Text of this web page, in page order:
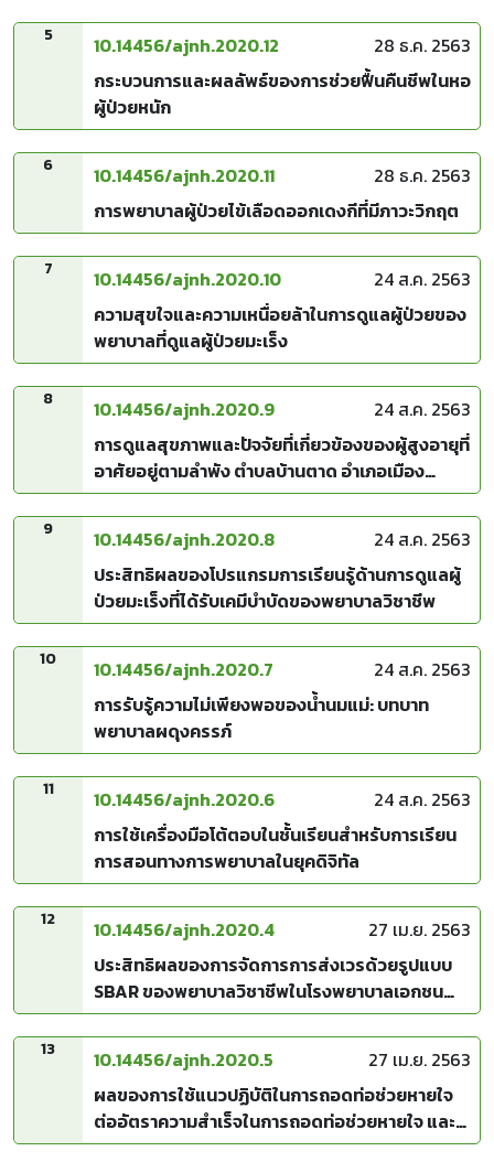
5 10.14456/ajnh.2020.12
28 ธ.ค. 2563
กระบวนการและผลลัพธ์ของการช่วยฟื้นคืนชีพในหอ
ผู้ป่วยหนัก
6 10.14456/ajnh.2020.11
28 ธ.ค. 2563
การพยาบาลผู้ป่วยไข้เลือดออกเดงกีที่มีภาวะวิกฤต
7 10.14456/ajnh.2020.10
24 ส.ค. 2563
ความสุขใจและความเหนื่อยล้าในการดูแลผู้ป่วยของ
พยาบาลที่ดูแลผู้ป่วยมะเร็ง
8 10.14456/ajnh.2020.9
24 ส.ค. 2563
การดูแลสุขภาพและปัจจัยที่เกี่ยวข้องของผู้สูงอายุที่
อาศัยอยู่ตามลำพัง ตำบลบ้านตาด อำเภอเมือง
จังหวัดอุดรธานี
9 10.14456/ajnh.2020.8
24 ส.ค. 2563
ประสิทธิผลของโปรแกรมการเรียนรู้ด้านการดูแลผู้
ป่วยมะเร็งที่ได้รับเคมีบำบัดของพยาบาลวิชาชีพ
10 10.14456/ajnh.2020.7
24 ส.ค. 2563
การรับรู้ความไม่เพียงพอของน้ำนมแม่: บทบาท
พยาบาลผดุงครรภ์
11 10.14456/ajnh.2020.6
24 ส.ค. 2563
การใช้เครื่องมือโต้ตอบในชั้นเรียนสำหรับการเรียน
การสอนทางการพยาบาลในยุคดิจิทัล
12 10.14456/ajnh.2020.4
27 เม.ย. 2563
ประสิทธิผลของการจัดการการส่งเวรด้วยรูปแบบ
SBAR ของพยาบาลวิชาชีพในโรงพยาบาลเอกชน
แห่งหนึ่ง
13 10.14456/ajnh.2020.5
27 เม.ย. 2563
ผลของการใช้แนวปฏิบัติในการถอดท่อช่วยหายใจ
ต่ออัตราความสำเร็จในการถอดท่อช่วยหายใจ และ
ความพึงพอใจของพยาบาลในการใช้แนวปฏิบัติ